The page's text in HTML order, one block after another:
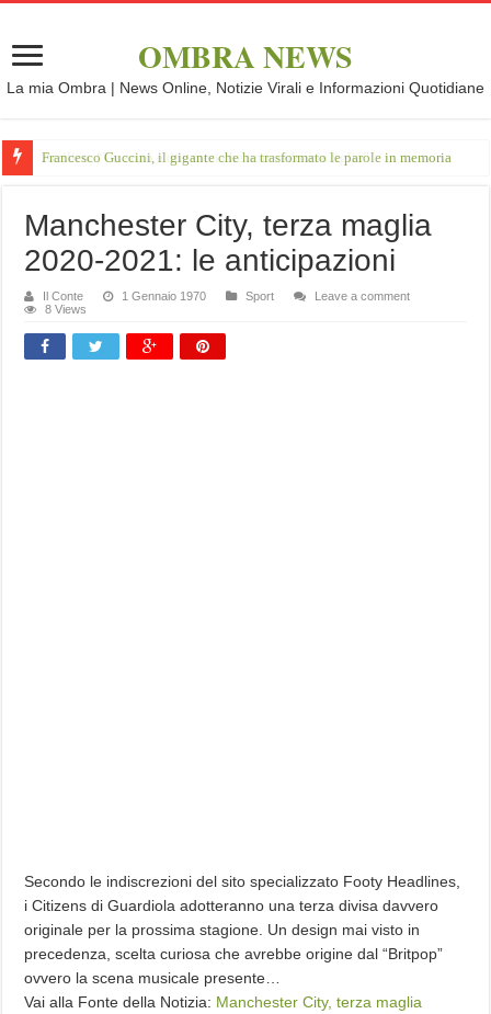
OMBRA NEWS
La mia Ombra | News Online, Notizie Virali e Informazioni Quotidiane
Francesco Guccini, il gigante che ha trasformato le parole in memoria
Manchester City, terza maglia
2020-2021: le anticipazioni
Il Conte 1 Gennaio 1970 Sport
Leave a comment
8 Views
Secondo le indiscrezioni del sito specializzato Footy Headlines,
i Citizens di Guardiola adotteranno una terza divisa davvero
originale per la prossima stagione. Un design mai visto in
precedenza, scelta curiosa che avrebbe origine dal “Britpop”
ovvero la scena musicale presente…
Vai alla Fonte della Notizia: Manchester City, terza maglia